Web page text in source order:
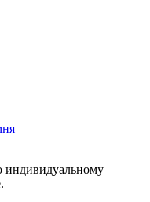
индивидуальному